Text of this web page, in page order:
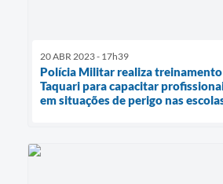
20 ABR 2023 - 17h39
Polícia Militar realiza
Taquari para capacitar
em situações de perigo nas